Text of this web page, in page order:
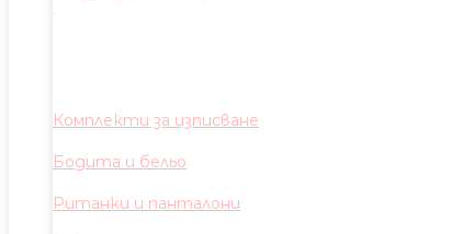
Комплекти за изписване
Бодита и бельо
Ританки и панталони